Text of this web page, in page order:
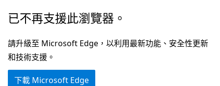
跳
主
要
內
跳
頁
面
內
已不再支援此瀏覽器。
請升級至 Microsoft Edge，以利用最新功能、安全性更新
和技術支援。
下載 Microsoft Edge